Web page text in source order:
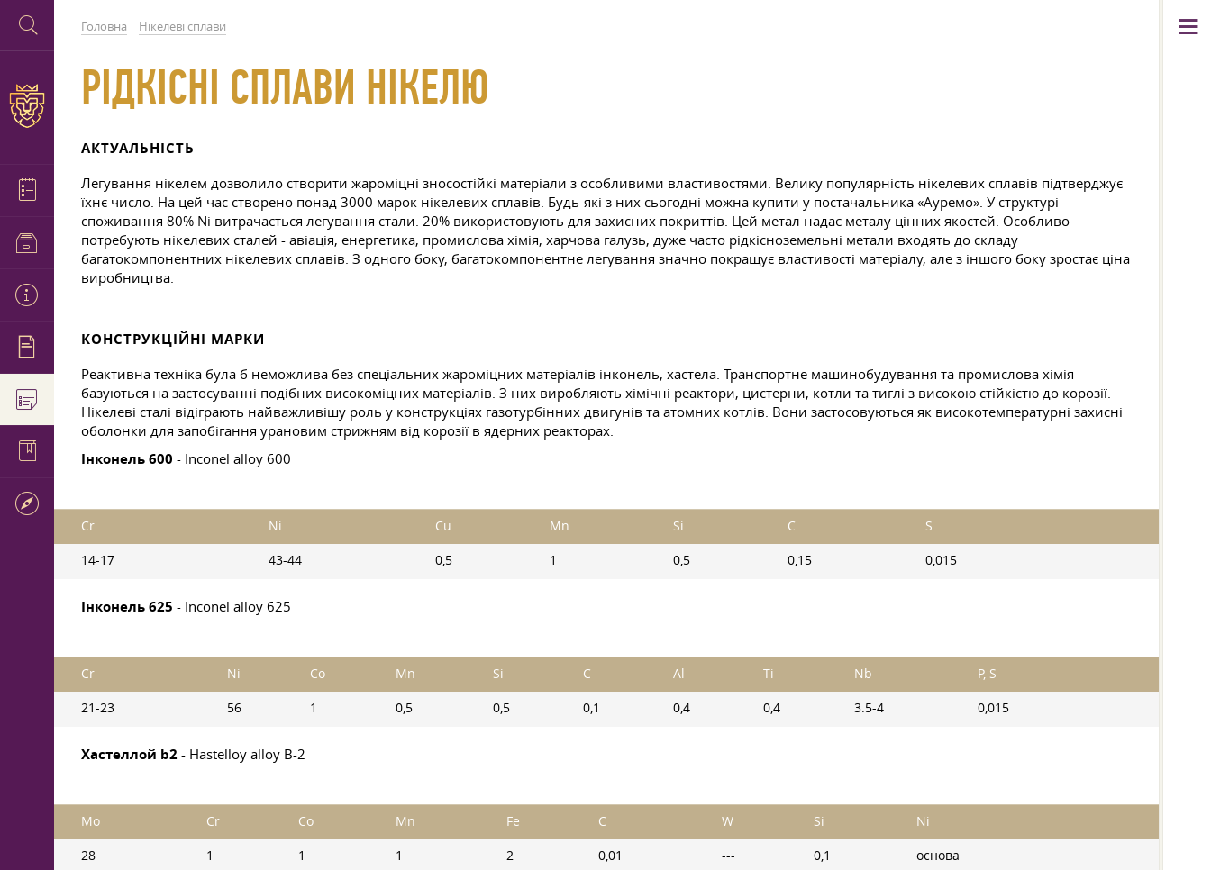
Головна Нікелеві сплави
РІДКІСНІ СПЛАВИ НІКЕЛЮ
АКТУАЛЬНІСТЬ
Легування нікелем дозволило створити жароміцні зносостійкі матеріали з особливими властивостями. Велику популярність нікелевих сплавів підтверджує
їхнє число. На цей час створено понад 3000 марок нікелевих сплавів. Будь-які з них сьогодні можна купити у постачальника «Ауремо». У структурі
споживання 80% Ni витрачається легування стали. 20% використовують для захисних покриттів. Цей метал надає металу цінних якостей. Особливо
потребують нікелевих сталей - авіація, енергетика, промислова хімія, харчова галузь, дуже часто рідкісноземельні метали входять до складу
багатокомпонентних нікелевих сплавів. З одного боку, багатокомпонентне легування значно покращує властивості матеріалу, але з іншого боку зростає ціна
виробництва.
КОНСТРУКЦІЙНІ МАРКИ
Реактивна техніка була б неможлива без спеціальних жароміцних матеріалів інконель, хастела. Транспортне машинобудування та промислова хімія
базуються на застосуванні подібних високоміцних матеріалів. З них виробляють хімічні реактори, цистерни, котли та тиглі з високою стійкістю до корозії.
Нікелеві сталі відіграють найважливішу роль у конструкціях газотурбінних двигунів та атомних котлів. Вони застосовуються як високотемпературні захисні
оболонки для запобігання урановим стрижням від корозії в ядерних реакторах.
Інконель 600 - Inconel alloy 600
Cr Ni Cu Mn Si C S
14-17 43-44 0,5 1 0,5 0,15 0,015
Інконель 625 - Inconel alloy 625
Cr Ni Co Mn Si C Al Ti Nb Р, S
21-23 56 1 0,5 0,5 0,1 0,4 0,4 3.5-4 0,015
Хастеллой b2 - Hastelloy alloy B-2
Mo Cr Co Mn Fe C W Si Ni
28 1 1 1 2 0,01 --- 0,1 основа